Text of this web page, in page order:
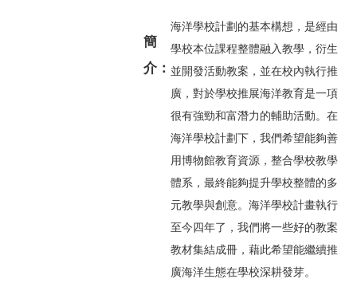
簡
介：
海洋學校計劃的基本構想，是經由
學校本位課程整體融入教學，衍生
並開發活動教案，並在校內執行推
廣，對於學校推展海洋教育是一項
很有強勁和富潛力的輔助活動。在
海洋學校計劃下，我們希望能夠善
用博物館教育資源，整合學校教學
體系，最終能夠提升學校整體的多
元教學與創意。海洋學校計畫執行
至今四年了，我們將一些好的教案
教材集結成冊，藉此希望能繼續推
廣海洋生態在學校深耕發芽。